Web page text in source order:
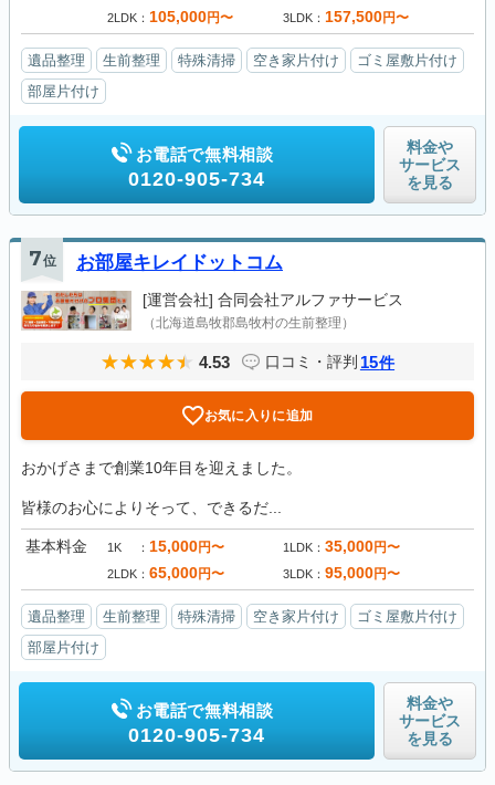
2LDK 105,000円〜 3LDK 157,500円〜
遺品整理 生前整理 特殊清掃 空き家片付け
ゴミ屋敷片付け
部屋片付け
お電話で無料相談
0120-905-734
料金や
サービス
を見る
7位 お部屋キレイドットコム
[運営会社] 合同会社アルファサービス
（北海道島牧郡島牧村の生前整理）
4.53 口コミ・評判 15件
お気に入りに追加
おかげさまで創業10年目を迎えました。
皆様のお心によりそって、できるだ...
基本料金 1K 15,000円〜 1LDK 35,000円〜
2LDK 65,000円〜 3LDK 95,000円〜
遺品整理 生前整理 特殊清掃 空き家片付け
ゴミ屋敷片付け
部屋片付け
お電話で無料相談
0120-905-734
料金や
サービス
を見る